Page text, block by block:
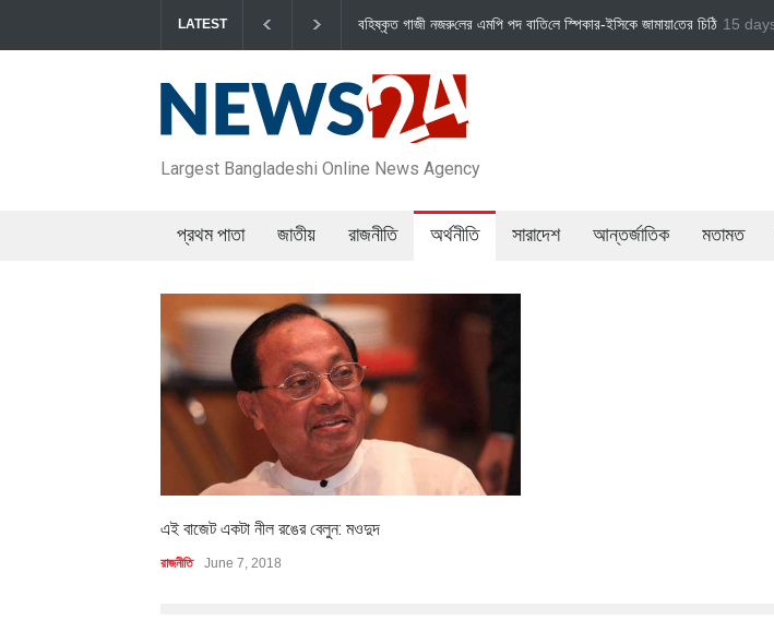
LATEST
বহিষ্কৃত গাজী নজরু‌লের এম‌পি পদ বা‌তি‌লে স্পিকার-ইসিকে জামায়া‌তের চি‌ঠি জামায়াত এমপি গাজী নজরুল ইসলামকে দল থেকে
15 days ago
Largest Bangladeshi Online News Agency
প্রথম পাতা জাতীয় রাজনীতি অর্থনীতি সারাদেশ আন্তর্জাতিক মতামত
এই বাজেট একটা নীল রঙের বেলুন: মওদুদ
রাজনীতি June 7, 2018